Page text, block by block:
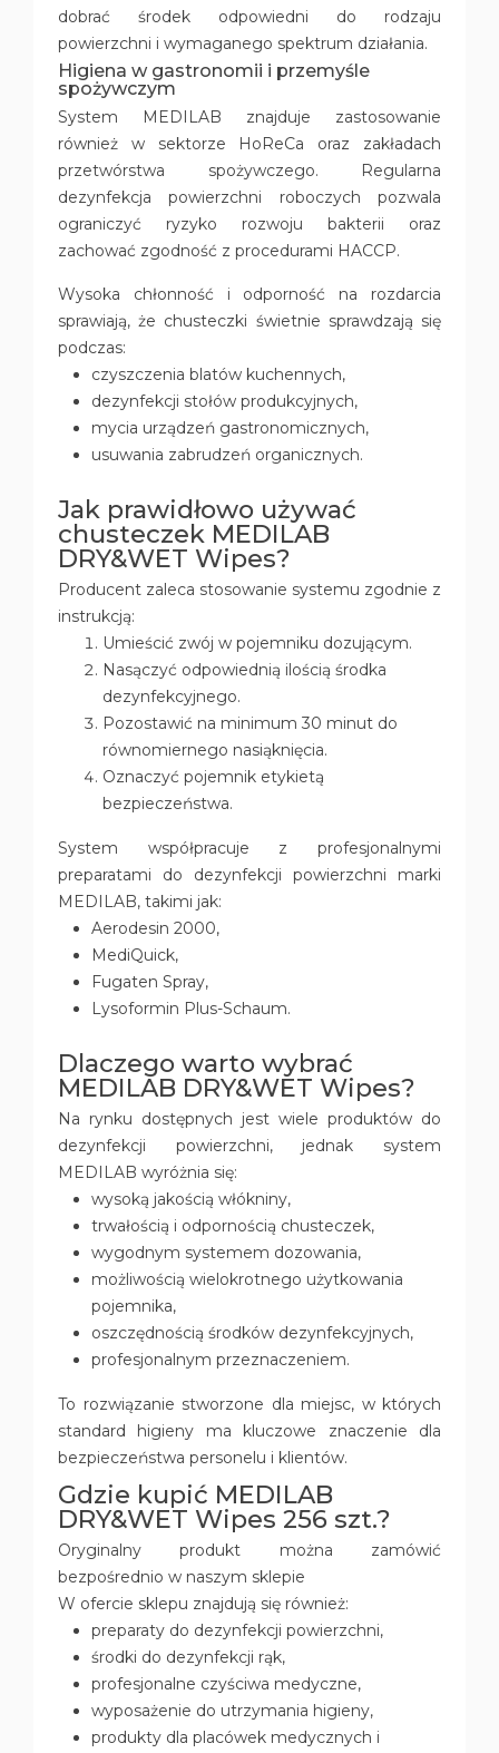
dobrać środek odpowiedni do rodzaju
powierzchni i wymaganego spektrum działania.
Higiena w gastronomii i przemyśle
spożywczym
System MEDILAB znajduje zastosowanie
również w sektorze HoReCa oraz zakładach
przetwórstwa spożywczego. Regularna
dezynfekcja powierzchni roboczych pozwala
ograniczyć ryzyko rozwoju bakterii oraz
zachować zgodność z procedurami HACCP.
Wysoka chłonność i odporność na rozdarcia
sprawiają, że chusteczki świetnie sprawdzają się
podczas:
czyszczenia blatów kuchennych,
dezynfekcji stołów produkcyjnych,
mycia urządzeń gastronomicznych,
usuwania zabrudzeń organicznych.
Jak prawidłowo używać
chusteczek MEDILAB
DRY&WET Wipes?
Producent zaleca stosowanie systemu zgodnie z
instrukcją:
Umieścić zwój w pojemniku dozującym.
Nasączyć odpowiednią ilością środka
dezynfekcyjnego.
Pozostawić na minimum 30 minut do
równomiernego nasiąknięcia.
Oznaczyć pojemnik etykietą
bezpieczeństwa.
System współpracuje z profesjonalnymi
preparatami do dezynfekcji powierzchni marki
MEDILAB, takimi jak:
Aerodesin 2000,
MediQuick,
Fugaten Spray,
Lysoformin Plus-Schaum.
Dlaczego warto wybrać
MEDILAB DRY&WET Wipes?
Na rynku dostępnych jest wiele produktów do
dezynfekcji powierzchni, jednak system
MEDILAB wyróżnia się:
wysoką jakością włókniny,
trwałością i odpornością chusteczek,
wygodnym systemem dozowania,
możliwością wielokrotnego użytkowania
pojemnika,
oszczędnością środków dezynfekcyjnych,
profesjonalnym przeznaczeniem.
To rozwiązanie stworzone dla miejsc, w których
standard higieny ma kluczowe znaczenie dla
bezpieczeństwa personelu i klientów.
Gdzie kupić MEDILAB
DRY&WET Wipes 256 szt.?
Oryginalny produkt można zamówić
bezpośrednio w naszym sklepie
W ofercie sklepu znajdują się również:
preparaty do dezynfekcji powierzchni,
środki do dezynfekcji rąk,
profesjonalne czyściwa medyczne,
wyposażenie do utrzymania higieny,
produkty dla placówek medycznych i